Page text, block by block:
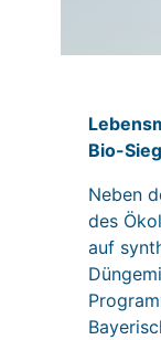
Bio-
Neben
des
auf